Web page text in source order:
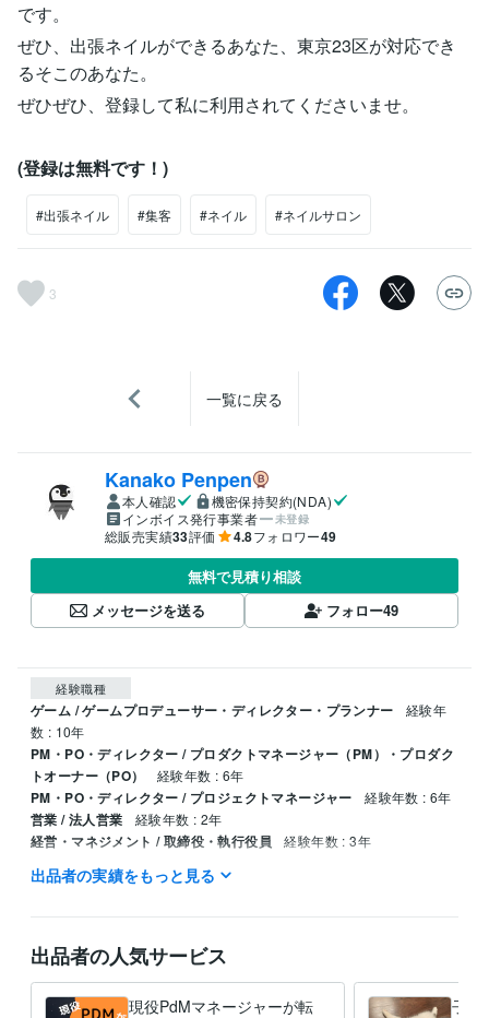
です。
ぜひ、出張ネイルができるあなた、東京23区が対応でき
るそこのあなた。
ぜひぜひ、登録して私に利用されてくださいませ。
(登録は無料です！)
#出張ネイル #集客 #ネイル #ネイルサロン
3
一覧に戻る
Kanako Penpen
本人確認
機密保持契約(NDA)
インボイス発行事業者
未登録
総販売実績33評価 4.8フォロワー49
無料で見積り相談
メッセージを送る
フォロー49
経験職種
ゲーム / ゲームプロデューサー・ディレクター・プランナー
経験年
数 : 10年
PM・PO・ディレクター / プロダクトマネージャー（PM）・プロダク
トオーナー（PO）
経験年数 : 6年
PM・PO・ディレクター / プロジェクトマネージャー 経験年数 : 6年
営業 / 法人営業 経験年数 : 2年
経営・マネジメント / 取締役・執行役員 経験年数 : 3年
得意分野
学習指導・資格・キャリア相談 転職相談＆仕事の悩みお聞きします
出品者の実績をもっと見る
出品者の人気サービス
現役PdMマネージャーが転
子猫